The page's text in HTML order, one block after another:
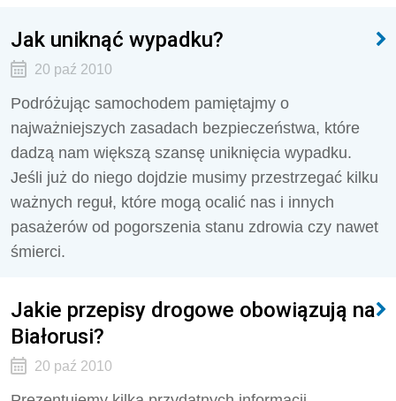
Jak uniknąć wypadku?
20 paź 2010
Podróżując samochodem pamiętajmy o
najważniejszych zasadach bezpieczeństwa, które
dadzą nam większą szansę uniknięcia wypadku.
Jeśli już do niego dojdzie musimy przestrzegać kilku
ważnych reguł, które mogą ocalić nas i innych
pasażerów od pogorszenia stanu zdrowia czy nawet
śmierci.
Jakie przepisy drogowe obowiązują na
Białorusi?
20 paź 2010